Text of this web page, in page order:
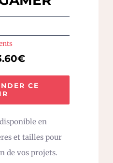
CE
en
et tailles pour
de vos projets.